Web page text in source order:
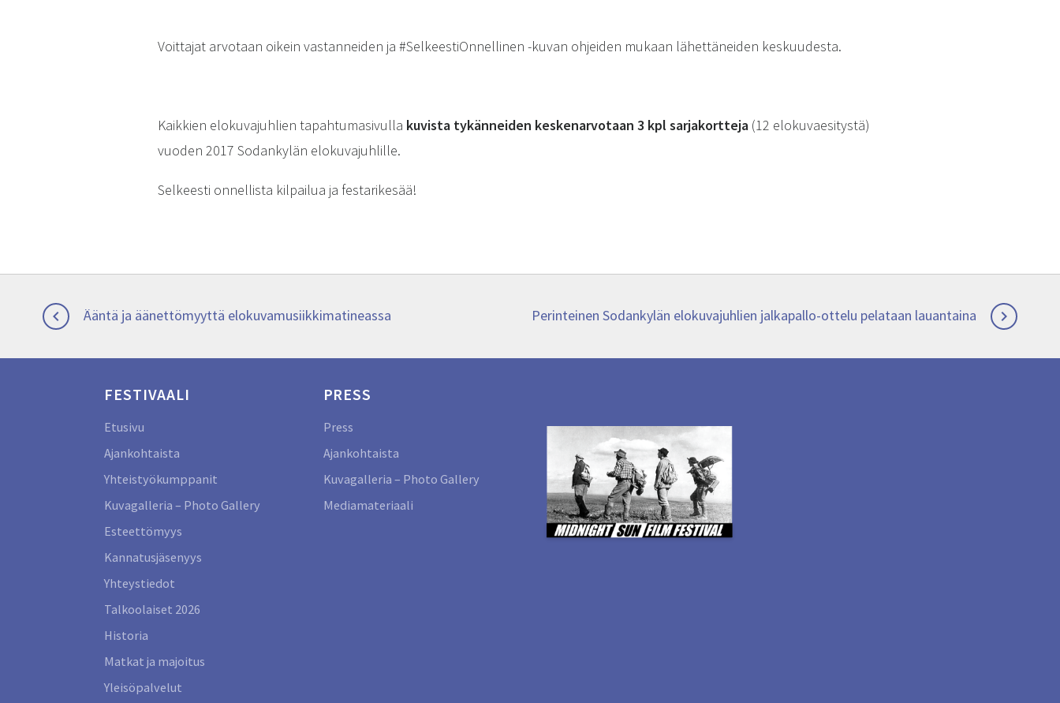
Voittajat arvotaan oikein vastanneiden ja #SelkeestiOnnellinen -kuvan ohjeiden mukaan lähettäneiden keskuudesta.
Kaikkien elokuvajuhlien tapahtumasivulla kuvista tykänneiden keskenarvotaan 3 kpl sarjakortteja (12 elokuvaesitystä)
vuoden 2017 Sodankylän elokuvajuhlille.
Selkeesti onnellista kilpailua ja festarikesää!
Artikkelien
selaus

Previous
Ääntä ja äänettömyyttä elokuvamusiikkimatineassa 
Next
Perinteinen Sodankylän elokuvajuhlien jalkapallo-ottelu pelataan lauantaina
FESTIVAALI
Etusivu
Ajankohtaista
Yhteistyökumppanit
Kuvagalleria – Photo Gallery
Esteettömyys
Kannatusjäsenyys
Yhteystiedot
Talkoolaiset 2026
Historia
Matkat ja majoitus
Yleisöpalvelut
PRESS
Press
Ajankohtaista
Kuvagalleria – Photo Gallery
Mediamateriaali